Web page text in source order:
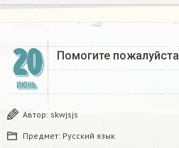
20
ИЮНЬ
Помогите пожалуйста ​
Автор: skwjsjs
Предмет: Русский язык